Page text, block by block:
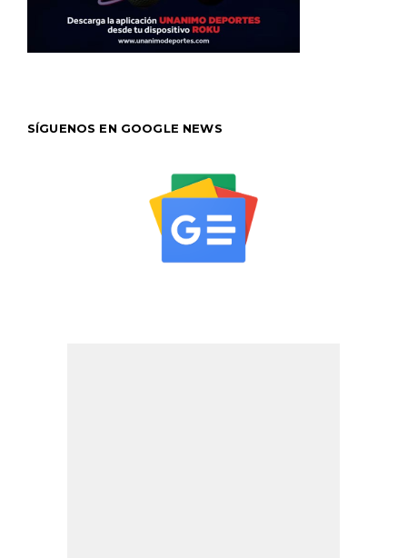
SÍGUENOS EN GOOGLE NEWS